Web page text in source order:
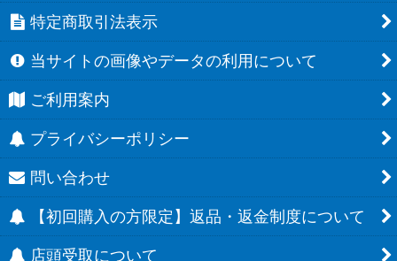
特定商取引法表示
当サイトの画像やデータの利用について
ご利用案内
プライバシーポリシー
問い合わせ
【初回購入の方限定】返品・返金制度について
店頭受取について